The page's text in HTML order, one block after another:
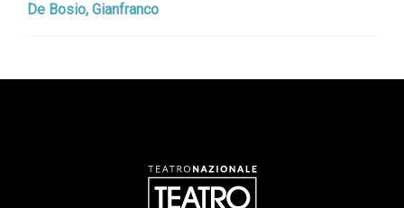
De Bosio, Gianfranco